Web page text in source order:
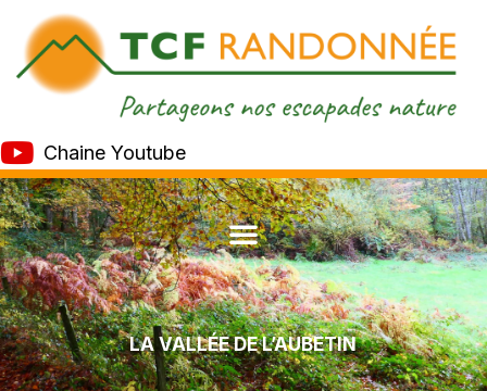
Chaine Youtube
LA VALLÉE DE L’AUBETIN